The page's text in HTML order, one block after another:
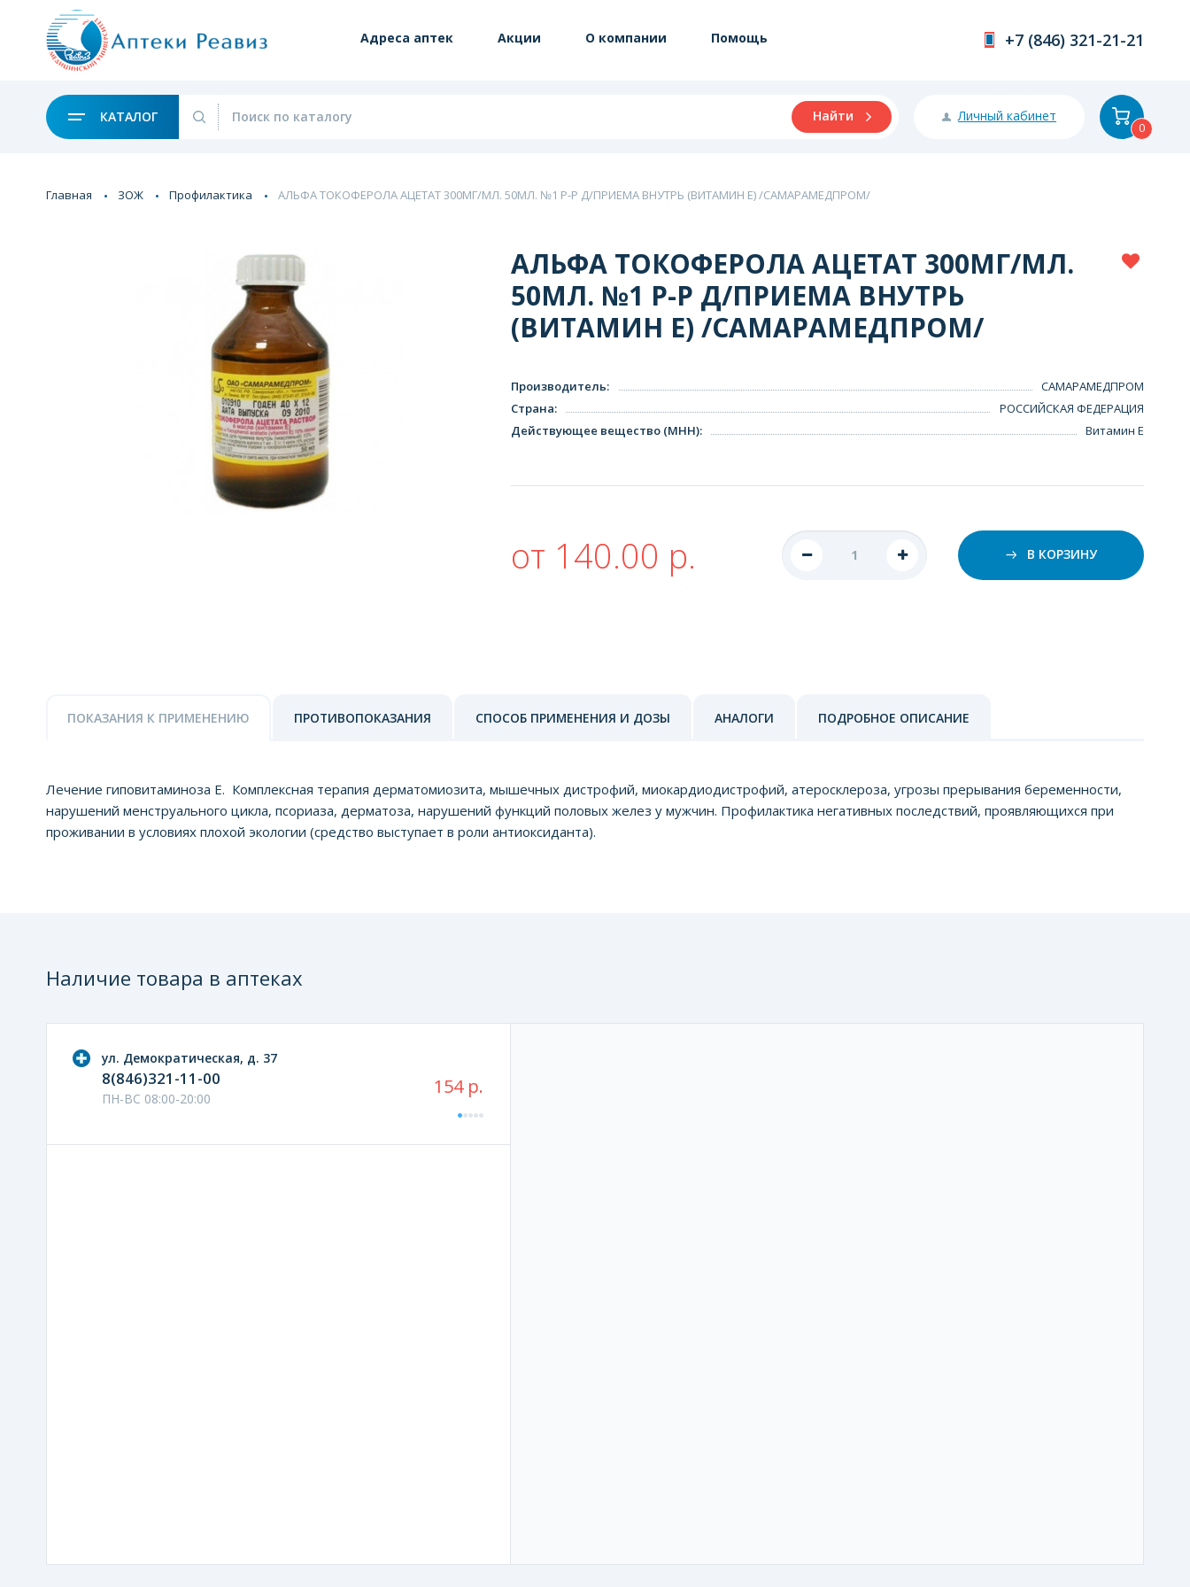
Адреса аптек Акции О компании Помощь +7 (846) 321-21-21
КАТАЛОГ Найти Личный кабинет
0
Главная ЗОЖ Профилактика АЛЬФА ТОКОФЕРОЛА АЦЕТАТ 300МГ/МЛ. 50МЛ. №1 Р-Р Д/ПРИЕМА ВНУТРЬ (ВИТАМИН Е) /САМАРАМЕДПРОМ/
АЛЬФА ТОКОФЕРОЛА АЦЕТАТ 300МГ/МЛ.
50МЛ. №1 Р-Р Д/ПРИЕМА ВНУТРЬ
(ВИТАМИН Е) /САМАРАМЕДПРОМ/
Производитель:
САМАРАМЕДПРОМ
Страна:
РОССИЙСКАЯ ФЕДЕРАЦИЯ
Действующее вещество (МНН): Витамин Е
от 140.00 р. В КОРЗИНУ
ПОКАЗАНИЯ К ПРИМЕНЕНИЮ ПРОТИВОПОКАЗАНИЯ СПОСОБ ПРИМЕНЕНИЯ И ДОЗЫ АНАЛОГИ ПОДРОБНОЕ ОПИСАНИЕ
Лечение гиповитаминоза E. Комплексная терапия дерматомиозита, мышечных дистрофий, миокардиодистрофий, атеросклероза, угрозы прерывания беременности,
нарушений менструального цикла, псориаза, дерматоза, нарушений функций половых желез у мужчин. Профилактика негативных последствий, проявляющихся при
проживании в условиях плохой экологии (средство выступает в роли антиоксиданта).
Наличие товара в аптеках
ул. Демократическая, д. 37
8(846)321-11-00
ПН-ВС 08:00-20:00
154 р.